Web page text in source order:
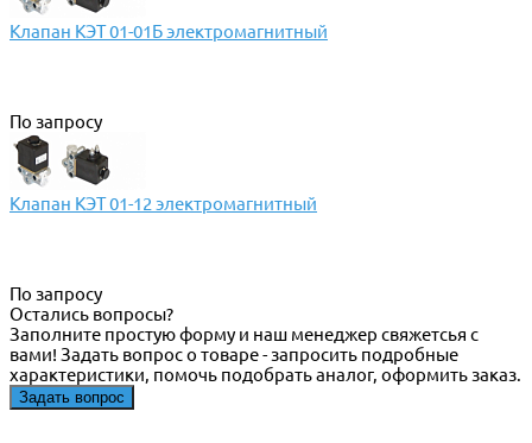
Клапан КЭТ 01-01Б электромагнитный
По запросу
Клапан КЭТ 01-12 электромагнитный
По запросу
Остались вопросы?
Заполните простую форму и наш менеджер свяжетсья с
вами! Задать вопрос о товаре - запросить подробные
характеристики, помочь подобрать аналог, оформить заказ.
Задать вопрос